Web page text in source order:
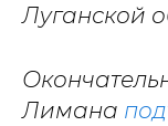
Луганской
Лимана